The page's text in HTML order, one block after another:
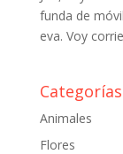
funda de
eva. Voy
Categorías
Animales
Flores